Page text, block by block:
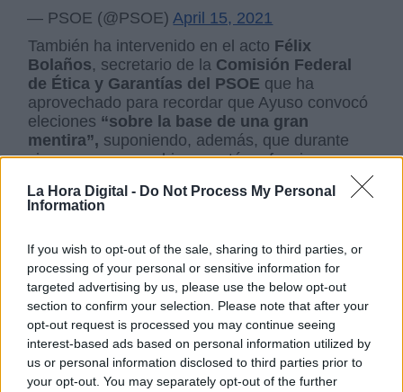
La Hora Digital - Do Not Process My Personal
Information
If you wish to opt-out of the sale, sharing to third parties, or
processing of your personal or sensitive information for
targeted advertising by us, please use the below opt-out
section to confirm your selection. Please note that after your
opt-out request is processed you may continue seeing
interest-based ads based on personal information utilized by
us or personal information disclosed to third parties prior to
your opt-out. You may separately opt-out of the further
— PSOE (@PSOE)April 15, 2021
También ha intervenido en el acto Félix
Bolaños, secretario de la Comisión Federal
de Ética y Garantías del PSOE que ha
aprovechado para recordar que Ayuso convocó
eleciones “sobre la base de una gran
mentira”, suponiendo, además, que durante
cinco meses su gobierno esté en funciones y
paraBolaños , el gobierno de Ayuso es“la cara
de la incapacidad (…) la cara de la injusticia
Bolaños ha comentado que Ayuso quiere
gobernar con la ultraderecha y que “en
cierto modo es normal porque no dejan de
ser lo mismo”.
El#4Msi no puedes ir a votar, vota por correo.
¡TENEMOS TODOS QUE IR A VOTAR!